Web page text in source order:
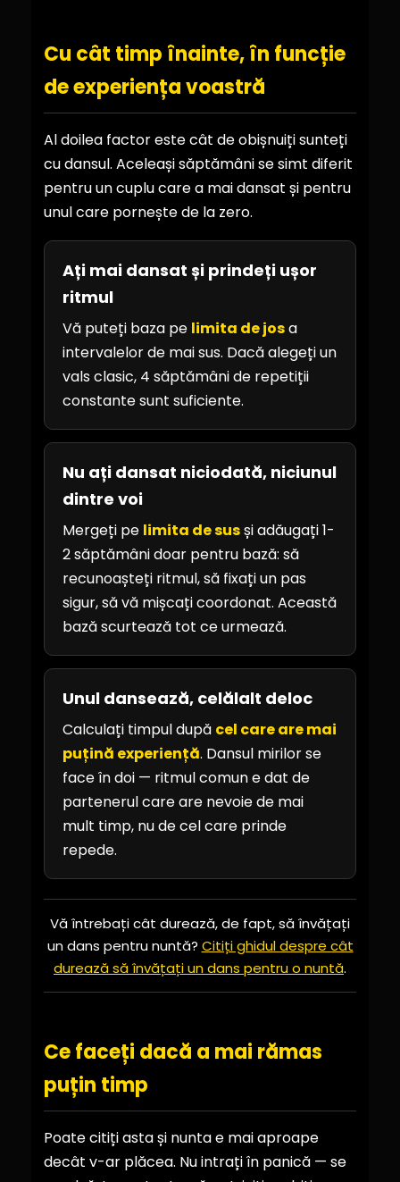
Cu cât timp înainte, în funcție
de experiența voastră
Al doilea factor este cât de obișnuiți sunteți
cu dansul. Aceleași săptămâni se simt diferit
pentru un cuplu care a mai dansat și pentru
unul care pornește de la zero.
Ați mai dansat și prindeți ușor
ritmul
Vă puteți baza pe limita de josa
intervalelor de mai sus. Dacă alegeți un
vals clasic, 4 săptămâni de repetiții
constante sunt suficiente.
Nu ați dansat niciodată, niciunul
dintre voi
Mergeți pe limita de susși adăugați 1-
2 săptămâni doar pentru bază: să
recunoașteți ritmul, să fixați un pas
sigur, să vă mișcați coordonat. Această
bază scurtează tot ce urmează.
Unul dansează, celălalt deloc
Calculați timpul după cel care are mai
puțină experiență. Dansul mirilor se
face în doi — ritmul comun e dat de
partenerul care are nevoie de mai
mult timp, nu de cel care prinde
repede.
Vă întrebați cât durează, de fapt, să învățați
un dans pentru nuntă? Citiți ghidul despre cât
durează să învățați un dans pentru o nuntă.
Ce faceți dacă a mai rămas
puțin timp
Poate citiți asta și nunta e mai aproape
decât v-ar plăcea. Nu intrați în panică — se